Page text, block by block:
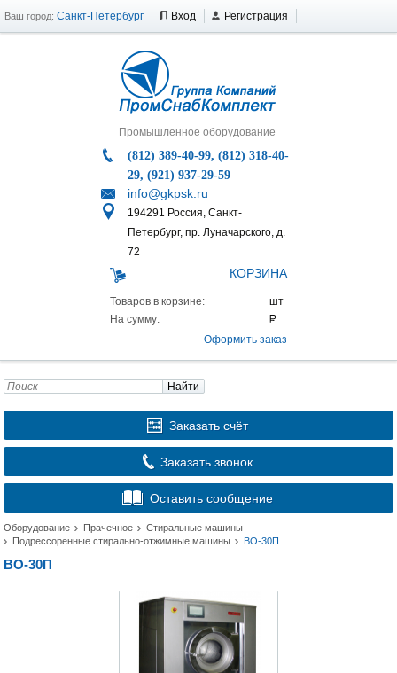
Ваш город: Санкт-Петербург Вход Регистрация
Промышленное оборудование
(812) 389-40-99, (812) 318-40-
29, (921) 937-29-59
info@gkpsk.ru
194291 Россия, Санкт-
Петербург, пр. Луначарского, д.
72
КОРЗИНА
Товаров в корзине:
На сумму:
Оформить заказ
Найти
Заказать счёт
Заказать звонок
Оставить сообщение
Оборудование Прачечное
Стиральные машины
Подрессоренные стирально-отжимные машины
ВО-30П
ВО-30П